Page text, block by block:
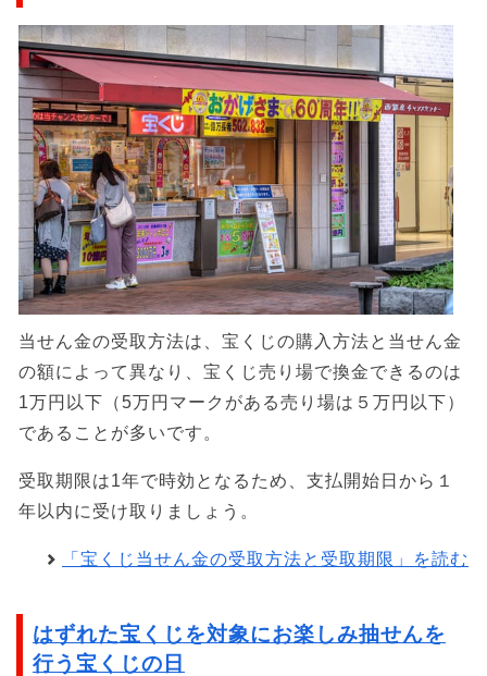
当せん金の受取方法は、宝くじの購入方法と当せん金
の額によって異なり、宝くじ売り場で換金できるのは
1万円以下（5万円マークがある売り場は５万円以下）
であることが多いです。
受取期限は1年で時効となるため、支払開始日から１
年以内に受け取りましょう。
「宝くじ当せん金の受取方法と受取期限」を読む
はずれた宝くじを対象にお楽しみ抽せんを
行う宝くじの日